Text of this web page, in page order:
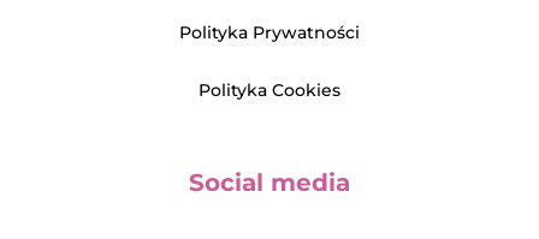
Polityka Prywatności
Polityka Cookies
Social media